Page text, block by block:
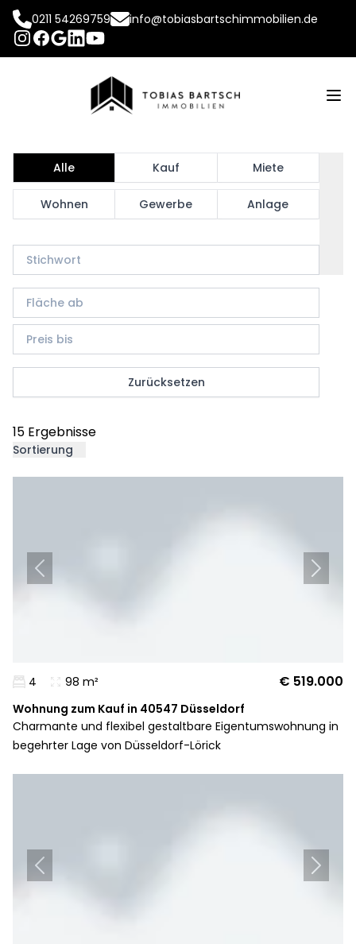
0211 54269759
info@tobiasbartschimmobilien.de
INSTAGRAM
FACEBOOK
GOOGLE
LINKEDINYOUTUBE
Alle Kauf Miete
Wohnen Gewerbe Anlage
Zurücksetzen
15 Ergebnisse
Sortierung
4 98 m² € 519.000
Wohnung zum Kauf in 40547 Düsseldorf
Charmante und flexibel gestaltbare Eigentumswohnung in
begehrter Lage von Düsseldorf-Lörick